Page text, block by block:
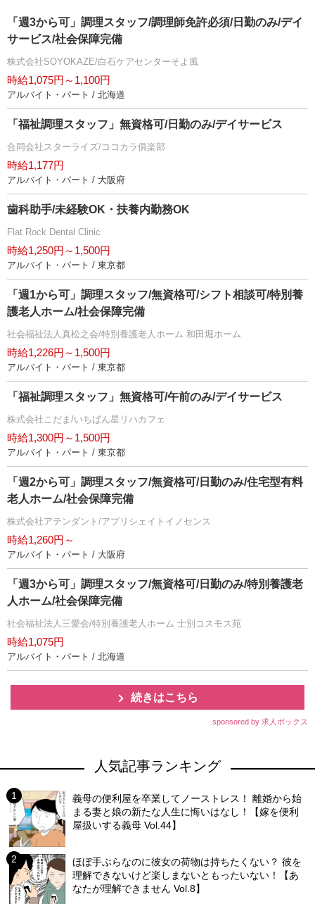
「週3から可」調理スタッフ/調理師免許必須/日勤のみ/デイ
サービス/社会保障完備
株式会社SOYOKAZE/白石ケアセンターそよ風
時給1,075円～1,100円
アルバイト・パート / 北海道
「福祉調理スタッフ」無資格可/日勤のみ/デイサービス
合同会社スターライズ/ココカラ俱楽部
時給1,177円
アルバイト・パート / 大阪府
歯科助手/未経験OK・扶養内勤務OK
Flat Rock Dental Clinic
時給1,250円～1,500円
アルバイト・パート / 東京都
「週1から可」調理スタッフ/無資格可/シフト相談可/特別養
護老人ホーム/社会保障完備
社会福祉法人真松之会/特別養護老人ホーム 和田堀ホーム
時給1,226円～1,500円
アルバイト・パート / 東京都
「福祉調理スタッフ」無資格可/午前のみ/デイサービス
株式会社こだま/いちばん星リハカフェ
時給1,300円～1,500円
アルバイト・パート / 東京都
「週2から可」調理スタッフ/無資格可/日勤のみ/住宅型有料
老人ホーム/社会保障完備
株式会社アテンダント/アプリシェイトイノセンス
時給1,260円～
アルバイト・パート / 大阪府
「週3から可」調理スタッフ/無資格可/日勤のみ/特別養護老
人ホーム/社会保障完備
社会福祉法人三愛会/特別養護老人ホーム 士別コスモス苑
時給1,075円
アルバイト・パート / 北海道
続きはこちら
sponsored by 求人ボックス
人気記事ランキング
義母の便利屋を卒業してノーストレス！ 離婚から始
まる妻と娘の新たな人生に悔いはなし！【嫁を便利
屋扱いする義母 Vol.44】
ほぼ手ぶらなのに彼女の荷物は持ちたくない？ 彼を
理解できないけど楽しまないともったいない！【あ
なたが理解できません Vol.8】